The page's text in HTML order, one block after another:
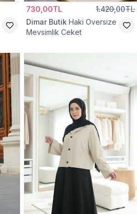
730,00TL 1.420,00TL
Dimar Butik Haki Oversize
Mevsimlik Ceket